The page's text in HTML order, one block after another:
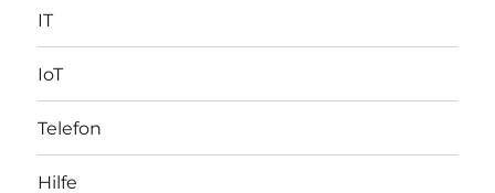
IT
IoT
Telefon
Hilfe